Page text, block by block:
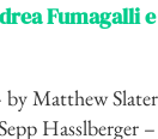
Fumagalli
by Matthew
Hasslberger